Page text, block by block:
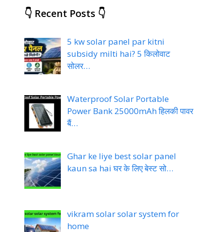
👇 Recent Posts 👇
5 kw solar panel par kitni
subsidy milti hai? 5 किलोवाट
सोलर…
Waterproof Solar Portable
Power Bank 25000mAh हिलकी पावर
बैं…
Ghar ke liye best solar panel
kaun sa hai घर के लिए बेस्ट सो…
vikram solar solar system for
home